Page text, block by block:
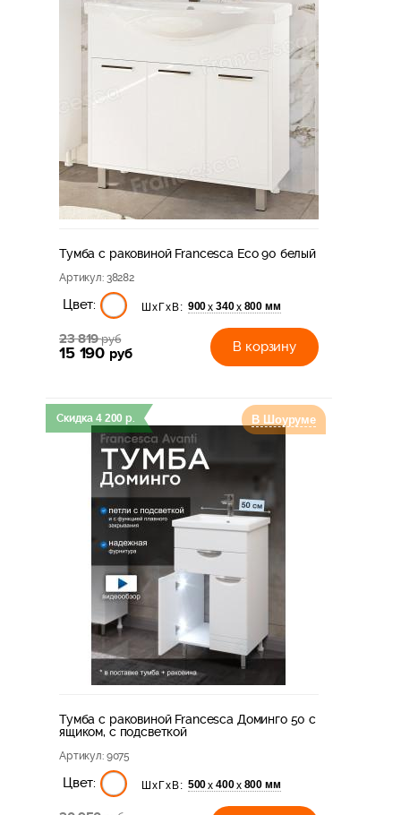
Тумба с раковиной Francesca Eco 90 белый
Артикул: 38282
Цвет: ШхГхВ: 900х 340х 800 мм
23 819руб
15 190 руб В корзину
Скидка 4 200 р. В Шоуруме
Тумба с раковиной Francesca Доминго 50 с
ящиком, с подсветкой
Артикул: 9075
Цвет: ШхГхВ: 500х 400х 800 мм